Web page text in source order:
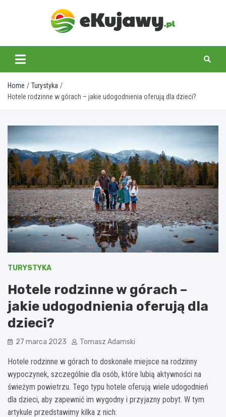
ekujawy.pl
Home
Turystyka
Hotele rodzinne w górach – jakie udogodnienia oferują dla dzieci?
TURYSTYKA
Hotele rodzinne w górach –
jakie udogodnienia oferują dla
dzieci?
27 marca 2023 Tomasz Adamski
Hotele rodzinne w górach to doskonałe miejsce na rodzinny
wypoczynek, szczególnie dla osób, które lubią aktywności na
świeżym powietrzu. Tego typu hotele oferują wiele udogodnień
dla dzieci, aby zapewnić im wygodny i przyjazny pobyt. W tym
artykule przedstawimy kilka z nich.